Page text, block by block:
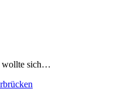
wollte sich…